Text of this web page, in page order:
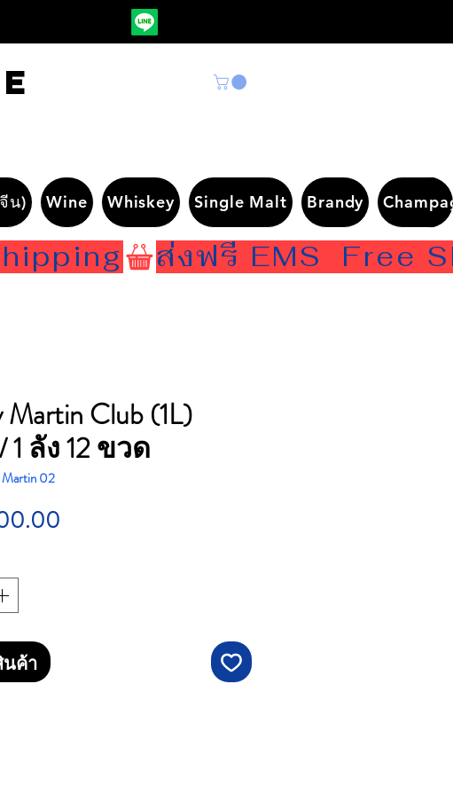
น) Wine Whiskey Single Malt Brandy
Martin Club (1L)
1 ลัง 12 ขวด
Martin 02
ค้า